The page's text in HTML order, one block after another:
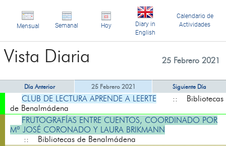
Mensual Semanal Hoy
Diary in
English
Calendario de
Actividades
Vista Diaria 25 Febrero 2021
Día Anterior 25 Febrero 2021 Siguiente Día
CLUB DE LECTURA APRENDE A LEERTE
:: Bibliotecas
de Benalmádena
FRUTOGRAFÍAS ENTRE CUENTOS, COORDINADO POR
Mª JOSÉ CORONADO Y LAURA BRIKMANN
:: Bibliotecas de Benalmádena